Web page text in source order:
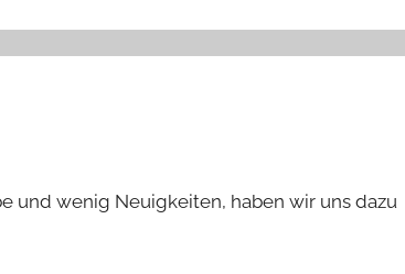
und wenig Neuigkeiten, haben wir uns dazu